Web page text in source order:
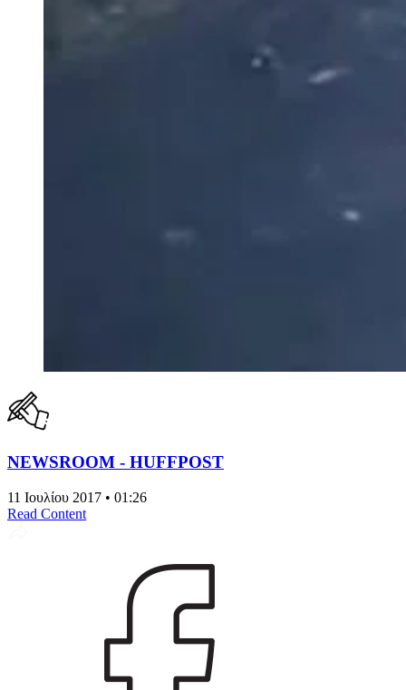
NEWSROOM - HUFFPOST
11 Ιουλίου 2017 • 01:26
Read Content